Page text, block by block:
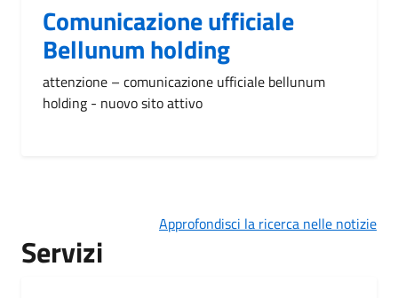
Comunicazione ufficiale
Bellunum holding
attenzione – comunicazione ufficiale bellunum
holding - nuovo sito attivo
Approfondisci la ricerca nelle notizie
Servizi